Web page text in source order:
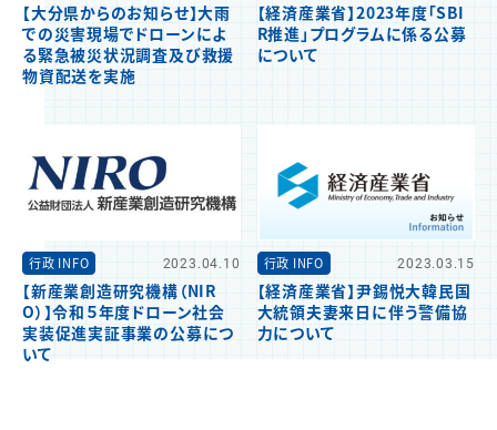
【大分県からのお知らせ】大雨
での災害現場でドローンによ
る緊急被災状況調査及び救援
物資配送を実施
【経済産業省】2023年度「SBI
R推進」プログラムに係る公募
について
行政 INFO 2023.04.10
【新産業創造研究機構（NIR
O）】令和５年度ドローン社会
実装促進実証事業の公募につ
いて
行政 INFO 2023.03.15
【経済産業省】尹錫悦大韓民国
大統領夫妻来日に伴う警備協
力について